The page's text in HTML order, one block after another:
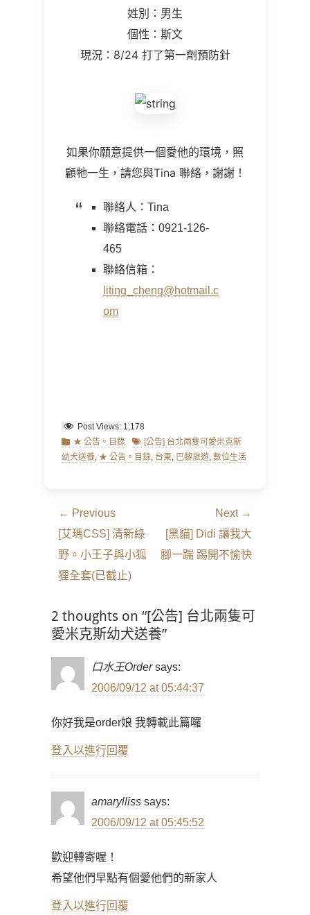
姓別：男生
個性：斯文
現況：8/24 打了第一劑預防針
如果你願意提供一個愛他的環境，照
顧牠一生，請您與Tina 聯絡，謝謝！
聯絡人：Tina
聯絡電話：0921-126-
465
聯絡信箱：
liting_cheng@hotmail.c
om
Post Views: 1,178
Categories
★ 公告。目錄 Tags[公告] 台北兩隻可愛米克斯
幼犬送養, ★ 公告。目錄, 台東, 巴黎旅遊, 數位生活
文
章
導
覽
← Previous
Previous
post:
[艾瑪CSS] 清新綠
野。小王子與小狐
狸全套(已截止)
Next →
Next
post:
[黑貓] Didi 讓我大
腳一踹 踢開不愉快
2 thoughts on “[公告] 台北兩隻可
愛米克斯幼犬送養”
口水王Order says:
2006/09/12 at 05:44:37
你好我是order娘 我轉載此篇囉
登入以進行回覆
amarylliss says:
2006/09/12 at 05:45:52
歡迎轉寄喔！
希望他們早點有個愛他們的新家人
登入以進行回覆